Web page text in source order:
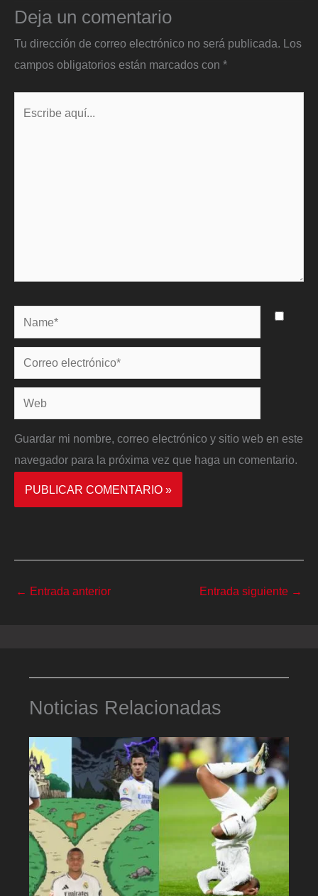
Deja un comentario
Tu dirección de correo electrónico no será publicada. Los
campos obligatorios están marcados con *
Name*
Correo
electrónico*
Web
Guardar mi nombre, correo electrónico y sitio web en este
navegador para la próxima vez que haga un comentario.
← Entrada anterior Entrada siguiente →
Noticias Relacionadas